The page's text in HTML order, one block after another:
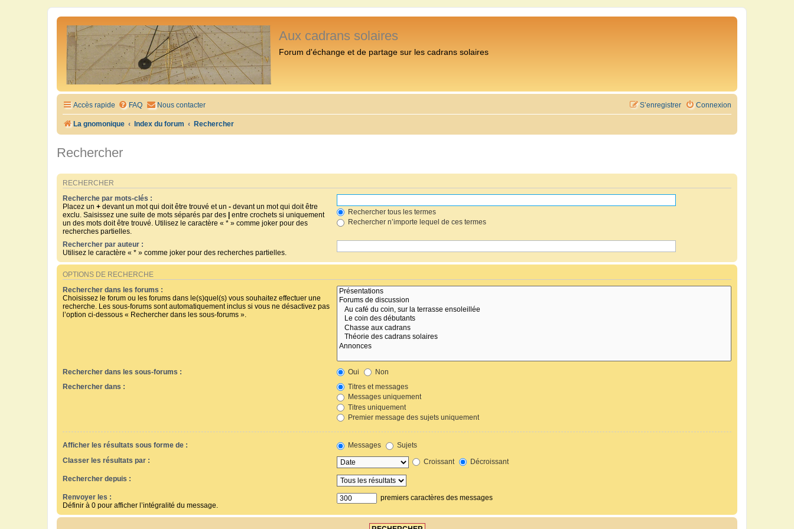
Aux cadrans solaires
Forum d'échange et de partage sur les cadrans solaires
Accès rapide FAQ Nous contacter Connexion
S’enregistrer
La gnomonique Index du forum Rechercher
Rechercher
RECHERCHER
Recherche par mots-clés :
Placez un + devant un mot qui doit être trouvé et un - devant un mot qui doit être
exclu. Saisissez une suite de mots séparés par des
entre crochets si uniquement
un des mots doit être trouvé. Utilisez le caractère « * » comme joker pour des
recherches partielles.
Rechercher tous les termes
Rechercher n’importe lequel de ces termes
Rechercher par auteur :
Utilisez le caractère « * » comme joker pour des recherches partielles.
OPTIONS DE RECHERCHE
Rechercher dans les forums :
Choisissez le forum ou les forums dans le(s)quel(s) vous souhaitez effectuer une
recherche. Les sous-forums sont automatiquement inclus si vous ne désactivez pas
l’option ci-dessous « Rechercher dans les sous-forums ».
Rechercher dans les sous-forums : Oui
Non
Rechercher dans :
Titres et messages
Messages uniquement
Titres uniquement
Premier message des sujets uniquement
Afficher les résultats sous forme de : Messages
Sujets
Classer les résultats par :
Croissant Décroissant
Rechercher depuis :
Renvoyer les :
Définir à 0 pour afficher l’intégralité du message.
premiers caractères des messages